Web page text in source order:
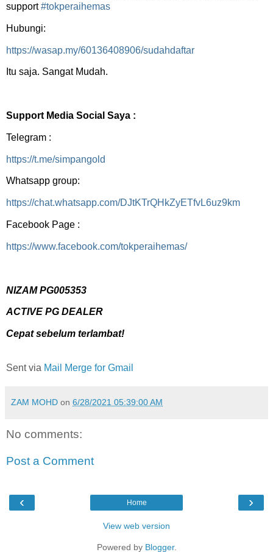
support#tokperaihemas
Hubungi:
https://wasap.my/60136408906/sudahdaftar
Itu saja. Sangat Mudah.
Support Media Social Saya :
Telegram :
https://t.me/simpangold
Whatsapp group:
https://chat.whatsapp.com/DJtKTrQHkZyETfvL6uz9km
Facebook Page :
https://www.facebook.com/tokperaihemas/
NIZAM PG005353
ACTIVE PG DEALER
Cepat sebelum terlambat!
Sent via Mail Merge for Gmail
ZAM MOHD on 6/28/2021 05:39:00 AM
No comments:
Post a Comment
‹ ›
Home
View web version
Powered by Blogger.